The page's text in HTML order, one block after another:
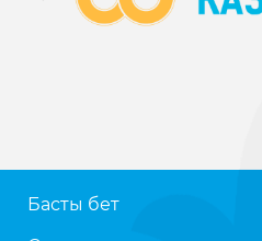
Басты бет